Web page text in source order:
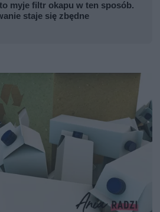
myje filtr okapu w ten sposób.
staje się zbędne